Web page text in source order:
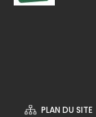
PLAN DU SITE